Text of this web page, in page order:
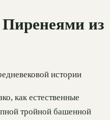
из
истории
как естественные
тройной башенной